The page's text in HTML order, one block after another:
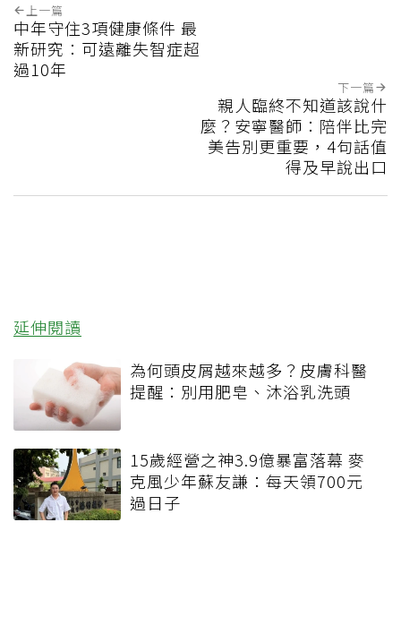
上一篇
中年守住3項健康條件 最
新研究：可遠離失智症超
過10年
下一篇
親人臨終不知道該說什
麼？安寧醫師：陪伴比完
美告別更重要，4句話值
得及早說出口
延伸閱讀
為何頭皮屑越來越多？皮膚科醫
提醒：別用肥皂、沐浴乳洗頭
15歲經營之神3.9億暴富落幕 麥
克風少年蘇友謙：每天領700元
過日子